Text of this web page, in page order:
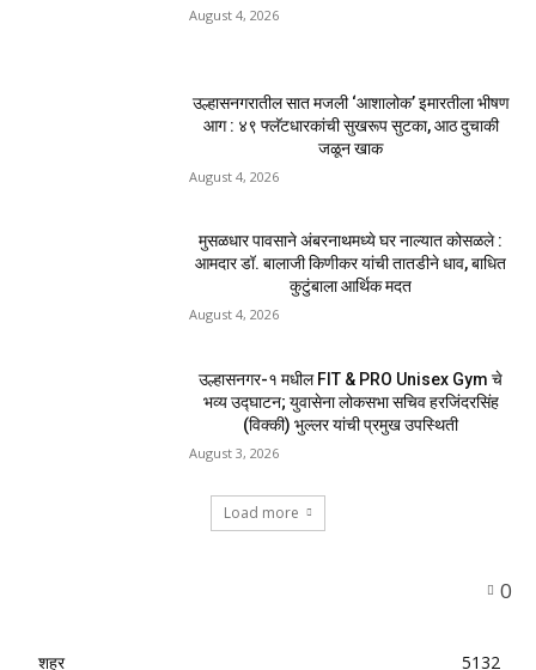
August 4, 2026
उल्हासनगरातील सात मजली ‘आशालोक’ इमारतीला भीषण
आग : ४९ फ्लॅटधारकांची सुखरूप सुटका, आठ दुचाकी
जळून खाक
August 4, 2026
मुसळधार पावसाने अंबरनाथमध्ये घर नाल्यात कोसळले :
आमदार डॉ. बालाजी किणीकर यांची तातडीने धाव, बाधित
कुटुंबाला आर्थिक मदत
August 4, 2026
उल्हासनगर-१ मधील FIT & PRO Unisex Gym चे
भव्य उद्घाटन; युवासेना लोकसभा सचिव हरजिंदरसिंह
(विक्की) भुल्लर यांची प्रमुख उपस्थिती
August 3, 2026
Load more
0
शहर
5132